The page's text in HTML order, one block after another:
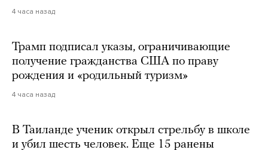
4 часа назад
Трамп подписал указы, ограничивающие
получение гражданства США по праву
рождения и «родильный туризм»
4 часа назад
В Таиланде ученик открыл стрельбу в школе
и убил шесть человек. Еще 15 ранены